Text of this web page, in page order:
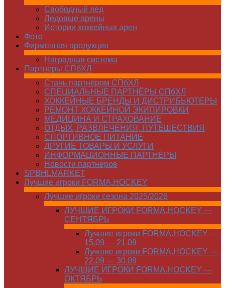
Свободный лёд
Ледовые арены
Истории хоккейных арен
Фото
Фирменная продукция
Наградная система
Партнеры СПбХЛ
Стань партнёром СПбХЛ
СПЕЦИАЛЬНЫЕ ПАРТНЁРЫ СПбХЛ
ХОККЕЙНЫЕ БРЕНДЫ И ДИСТРИБЬЮТЕРЫ
РЕМОНТ ХОККЕЙНОЙ ЭКИПИРОВКИ
МЕДИЦИНА И СТРАХОВАНИЕ
ОТДЫХ, РАЗВЛЕЧЕНИЯ, ПУТЕШЕСТВИЯ
СПОРТИВНОЕ ПИТАНИЕ
ДРУГИЕ ТОВАРЫ И УСЛУГИ
ИНФОРМАЦИОННЫЕ ПАРТНЁРЫ
Новости партнеров
SPBHLMARKET
Лучшие игроки FORMA.HOCKEY
Лучшие игроки сезона 2025/2026
ЛУЧШИЕ ИГРОКИ FORMA.HOCKEY —
СЕНТЯБРЬ
Лучшие игроки FORMA.HOCKEY —
15.09 — 21.09
Лучшие игроки FORMA.HOCKEY —
22.09 — 30.09
ЛУЧШИЕ ИГРОКИ FORMA.HOCKEY —
ОКТЯБРЬ